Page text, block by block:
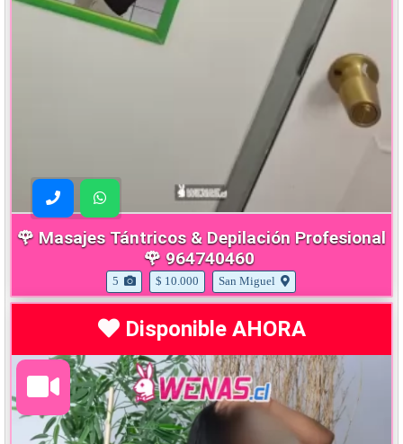
🌹 Masajes Tántricos & Depilación Profesional
🌹 964740460
5 $ 10.000 San Miguel
Disponible AHORA